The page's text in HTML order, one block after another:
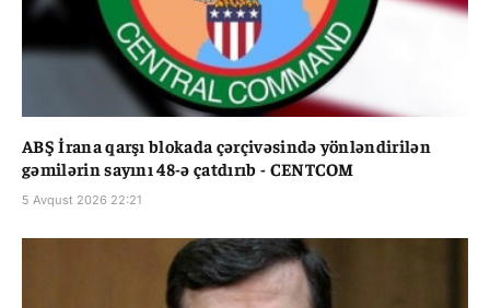
ABŞ İrana qarşı blokada çərçivəsində yönləndirilən
gəmilərin sayını 48-ə çatdırıb - CENTCOM
5 Avqust 2026 22:21